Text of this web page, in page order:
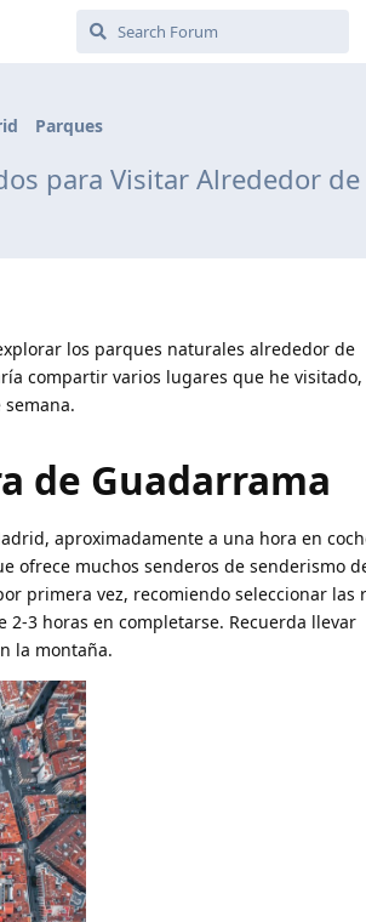
Parques
para Visitar Alrededor
los parques naturales alrededor de
compartir varios lugares que he visitado,
de Guadarrama
aproximadamente a una hora en
ofrece muchos senderos de senderismo
primera vez, recomiendo seleccionar las
3 horas en completarse. Recuerda llevar
la montaña.